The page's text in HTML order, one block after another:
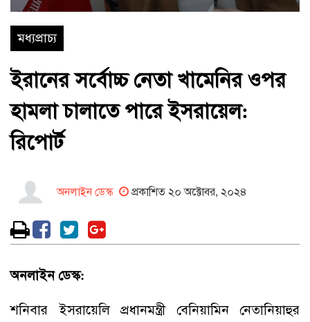
মধ্যপ্রাচ্য
ইরানের সর্বোচ্চ নেতা খামেনির ওপর
হামলা চালাতে পারে ইসরায়েল:
রিপোর্ট
অনলাইন ডেস্ক প্রকাশিত ২০ অক্টোবর, ২০২৪
অনলাইন ডেস্ক:
শনিবার ইসরায়েলি প্রধানমন্ত্রী বেনিয়ামিন নেতানিয়াহুর